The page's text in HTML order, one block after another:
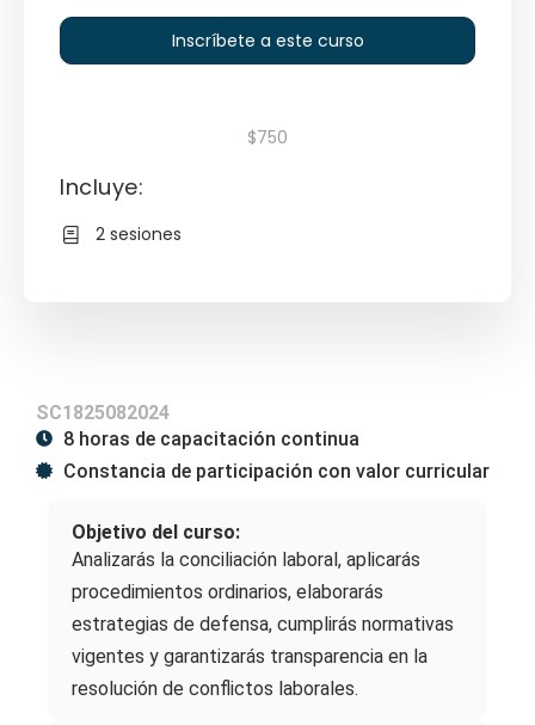
SC1825082024
8 horas de capacitación continua
Constancia de participación con valor curricular
Objetivo del curso:
Analizarás la conciliación laboral, aplicarás
procedimientos ordinarios, elaborarás
estrategias de defensa, cumplirás normativas
vigentes y garantizarás transparencia en la
resolución de conflictos laborales.
Inscríbete a este curso
$750
Incluye:
2 sesiones